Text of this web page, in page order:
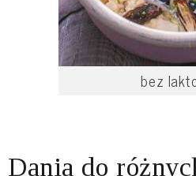
bez
Dania do